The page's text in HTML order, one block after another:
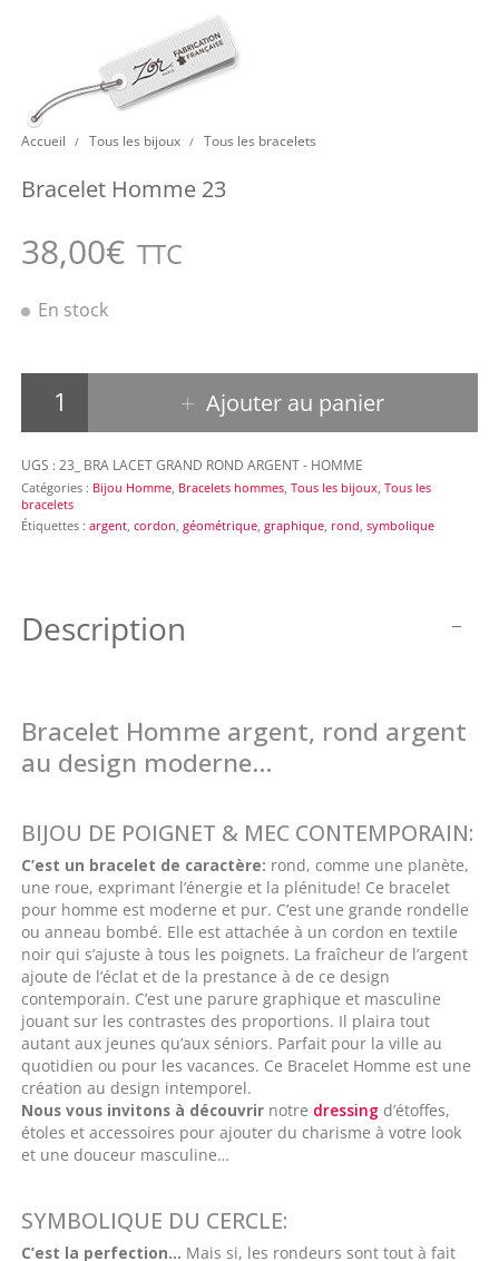
Accueil / Tous les bijoux / Tous les bracelets
Bracelet Homme 23
38,00€ TTC
En stock
Ajouter au panier
UGS :23_ BRA LACET GRAND ROND ARGENT - HOMME
Catégories : Bijou Homme, Bracelets hommes, Tous les bijoux, Tous les
bracelets
Étiquettes : argent, cordon géométrique, graphique, rond symbolique
Description
Bracelet Homme argent, rond argent
au design moderne…
BIJOU DE POIGNET & MEC CONTEMPORAIN:
C’est un bracelet de caractère: rond, comme une planète,
une roue, exprimant l’énergie et la plénitude! Ce bracelet
pour homme est moderne et pur. C’est une grande rondelle
ou anneau bombé. Elle est attachée à un cordon en textile
noir qui s’ajuste à tous les poignets. La fraîcheur de l’argent
ajoute de l’éclat et de la prestance à de ce design
contemporain. C’est une parure graphique et masculine
jouant sur les contrastes des proportions. Il plaira tout
autant aux jeunes qu’aux séniors. Parfait pour la ville au
quotidien ou pour les vacances. Ce Bracelet Homme est une
création au design intemporel.
Nous vous invitons à découvrirnotre dressing d’étoffes,
étoles et accessoires pour ajouter du charisme à votre look
et une douceur masculine…
SYMBOLIQUE DU CERCLE:
C’est la perfection… Mais si, les rondeurs sont tout à fait